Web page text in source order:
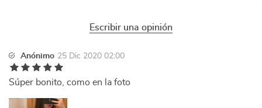
Escribir una opinión
Anónimo 25 Dic 2020 02:00
Súper bonito, como en la foto